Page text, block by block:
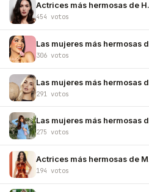
Actrices más hermosas de Hollywood
454 votos
Las mujeres más hermosas de México
306 votos
Las mujeres más hermosas de Colombia
291 votos
Las mujeres más hermosas de España
275 votos
Actrices más hermosas de México
194 votos